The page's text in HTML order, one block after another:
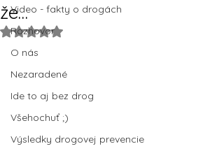
Video - fakty o drogách
Rozhovor
O nás
Nezaradené
Ide to aj bez drog
Všehochuť ;)
Výsledky drogovej prevencie
že…
Rated NaN out of 5 stars.